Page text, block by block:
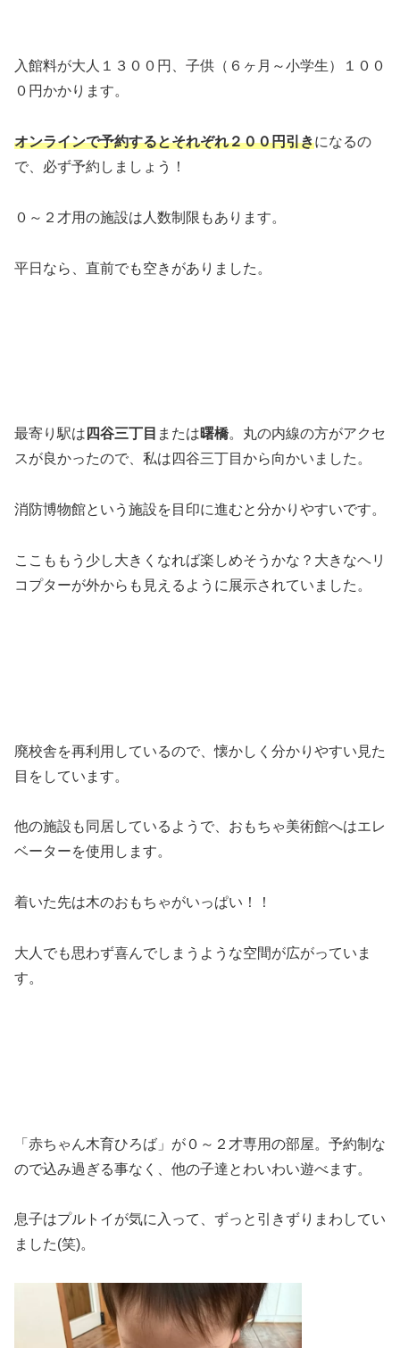
入館料が大人１３００円、子供（６ヶ月～小学生）１００
０円かかります。
オンラインで予約するとそれぞれ２００円引きになるの
で、必ず予約しましょう！
０～２才用の施設は人数制限もあります。
平日なら、直前でも空きがありました。
最寄り駅は 四谷三丁目 または曙橋。丸の内線の方がアクセ
スが良かったので、私は四谷三丁目から向かいました。
消防博物館という施設を目印に進むと分かりやすいです。
ここももう少し大きくなれば楽しめそうかな？大きなヘリ
コプターが外からも見えるように展示されていました。
廃校舎を再利用しているので、懐かしく分かりやすい見た
目をしています。
他の施設も同居しているようで、おもちゃ美術館へはエレ
ベーターを使用します。
着いた先は木のおもちゃがいっぱい！！
大人でも思わず喜んでしまうような空間が広がっていま
す。
「赤ちゃん木育ひろば」が０～２才専用の部屋。予約制な
ので込み過ぎる事なく、他の子達とわいわい遊べます。
息子はプルトイが気に入って、ずっと引きずりまわしてい
ました(笑)。